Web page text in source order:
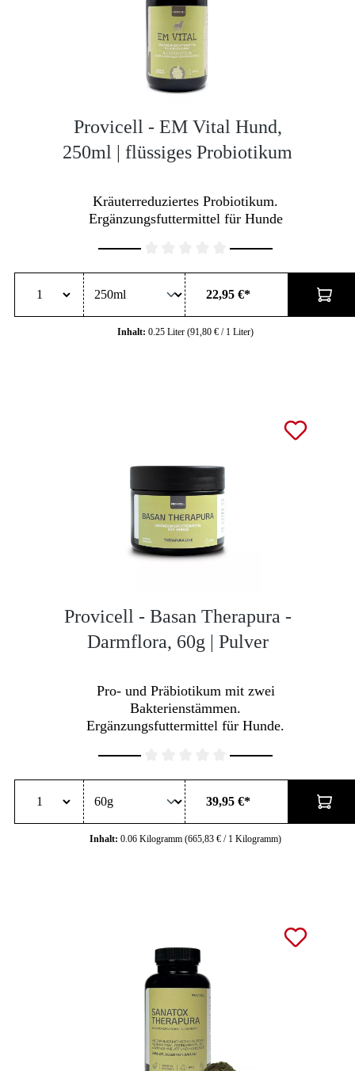
Provicell - EM Vital Hund,
250ml | flüssiges Probiotikum
Kräuterreduziertes Probiotikum.
Ergänzungsfuttermittel für Hunde
Inhalt: 0.25 Liter (91,80 € / 1 Liter)
22,95 €*
Durchschnittliche Bewertung von 0 von 5 Sternen
Provicell - Basan Therapura -
Darmflora, 60g | Pulver
Pro- und Präbiotikum mit zwei
Bakterienstämmen.
Ergänzungsfuttermittel für Hunde.
Inhalt: 0.06 Kilogramm (665,83 € / 1 Kilogramm)
39,95 €*
Durchschnittliche Bewertung von 0 von 5 Sternen